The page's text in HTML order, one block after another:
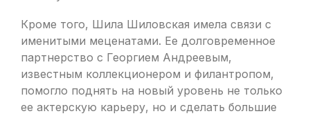
Кроме того, Шила Шиловская имела связи с
именитыми меценатами. Ее долговременное
партнерство с Георгием Андреевым,
известным коллекционером и филантропом,
помогло поднять на новый уровень не только
ее актерскую карьеру, но и сделать большие